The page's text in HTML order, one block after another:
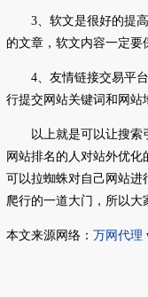
3、软文是很好的提高
的文章，软文内容一定要
4、友情链接交易平台
行提交网站关键词和网站
以上就是可以让搜索引
网站排名的人对站外优
可以拉蜘蛛对自己网站进
爬行的一道大门，所以大
本文来源网络： 万网代理